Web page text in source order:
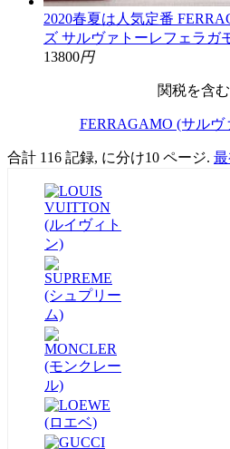
2020春夏は人気定番
ズ サルヴァトーレフェラガ
13800円
関税を含む
FERRAGAMO (サル
合計 116 記録, に分け10 ページ.